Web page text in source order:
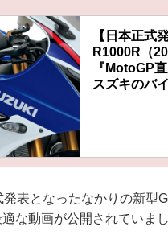
【日本正式
R1000R（
『MotoGP
スズキのバ
表となったなかりの新型
な動画が公開されていまし